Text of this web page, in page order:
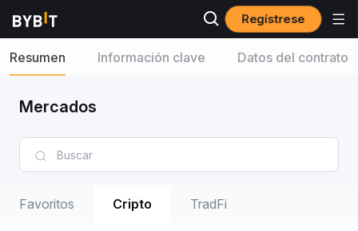
Regístrese
Resumen Información clave Datos del contrato
Mercados
Favoritos Cripto TradFi